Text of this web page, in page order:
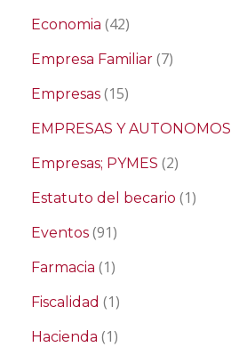
Economia (42)
Empresa Familiar (7)
Empresas (15)
EMPRESAS Y AUTONOMOS
Empresas; PYMES (2)
Estatuto del becario (1)
Eventos (91)
Farmacia (1)
Fiscalidad (1)
Hacienda (1)